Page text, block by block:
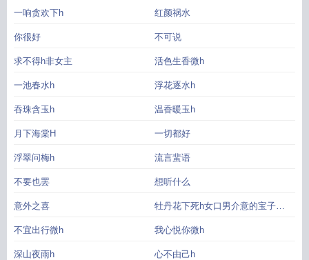
一响贪欢下h 红颜祸水
你很好 不可说
求不得h非女主 活色生香微h
一池春水h 浮花逐水h
吞珠含玉h 温香暖玉h
月下海棠H 一切都好
浮翠问梅h 流言蜚语
不要也罢 想听什么
意外之喜 牡丹花下死h女口男介意的宝子勿
入
不宜出行微h 我心悦你微h
深山夜雨h 心不由己h